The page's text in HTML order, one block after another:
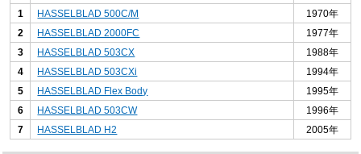
1 HASSELBLAD 500C/M
1970年
2
HASSELBLAD 2000FC
1977年
3
HASSELBLAD 503CX
1988年
4
HASSELBLAD 503CXi
1994年
5
HASSELBLAD Flex Body
1995年
6
HASSELBLAD 503CW
1996年
7
HASSELBLAD H2 2005年